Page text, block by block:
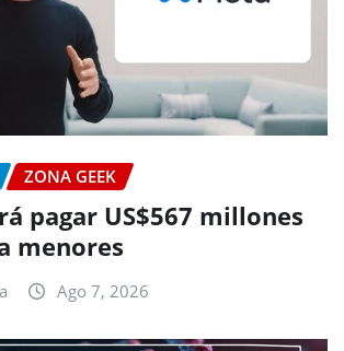
ZONA GEEK
pagar US$567 millones
menores
Ago 7, 2026